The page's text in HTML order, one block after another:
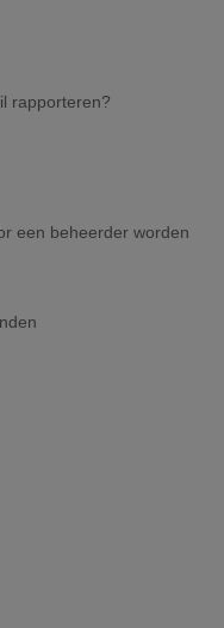
rapporteren?
een beheerder worden